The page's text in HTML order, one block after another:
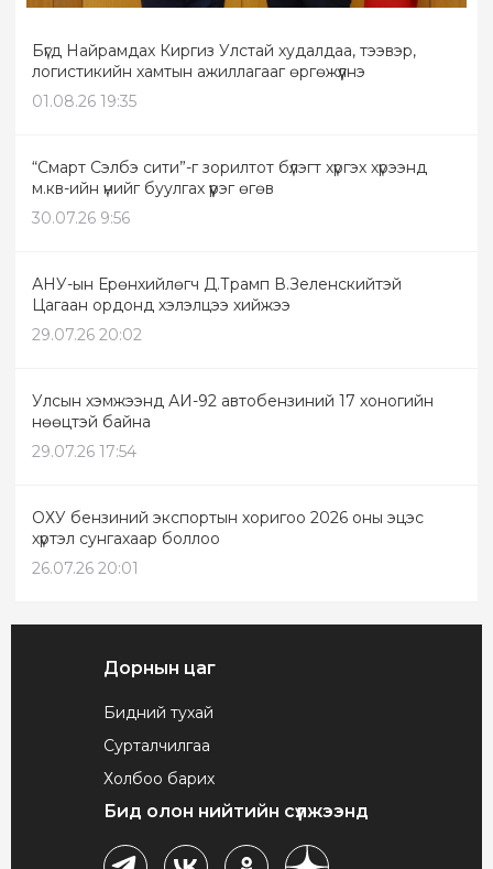
Бүгд Найрамдах Киргиз Улстай худалдаа, тээвэр,
логистикийн хамтын ажиллагааг өргөжүүлнэ
01.08.26 19:35
“Смарт Сэлбэ сити”-г зорилтот бүлэгт хүргэх хүрээнд
м.кв-ийн үнийг буулгах үүрэг өгөв
30.07.26 9:56
АНУ-ын Ерөнхийлөгч Д.Трамп В.Зеленскийтэй
Цагаан ордонд хэлэлцээ хийжээ
29.07.26 20:02
Улсын хэмжээнд АИ-92 автобензиний 17 хоногийн
нөөцтэй байна
29.07.26 17:54
ОХУ бензиний экспортын хоригоо 2026 оны эцэс
хүртэл сунгахаар боллоо
26.07.26 20:01
Дорнын цаг
Бидний тухай
Сурталчилгаа
Холбоо барих
Бид олон нийтийн сүлжээнд